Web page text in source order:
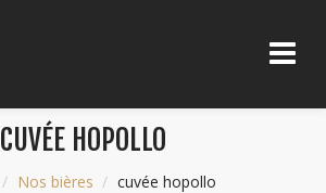
CUVÉE HOPOLLO
Nos bières cuvée hopollo